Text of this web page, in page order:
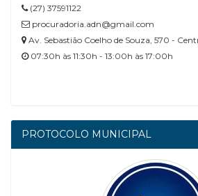
(27) 37591122
procuradoria.adn@gmail.com
Av. Sebastião Coelho de Souza, 570 -
07:30h às 11:30h - 13:00h às 17:00h
PROTOCOLO MUNICIPAL